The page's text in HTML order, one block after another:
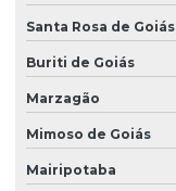
Santa Rosa de Goiás
Buriti de Goiás
Marzagão
Mimoso de Goiás
Mairipotaba